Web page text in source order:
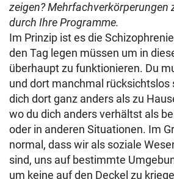
zeigen? Mehrfachverkörperungen
durch Ihre Programme.
Im Prinzip ist es die
den Tag legen müssen um in
überhaupt zu funktionieren. Du
und dort manchmal rücksichtslos
dich dort ganz anders als zu
wo du dich anders verhältst als
oder in anderen Situationen. Im
normal, dass wir als soziale
sind, uns auf bestimmte
um keine auf den Deckel zu